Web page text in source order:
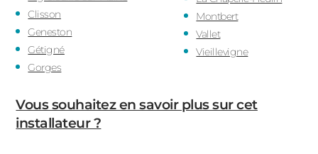
Clisson
Geneston
Gétigné
Gorges
Montbert
Vallet
Vieillevigne
Vous souhaitez en savoir plus sur cet
installateur ?